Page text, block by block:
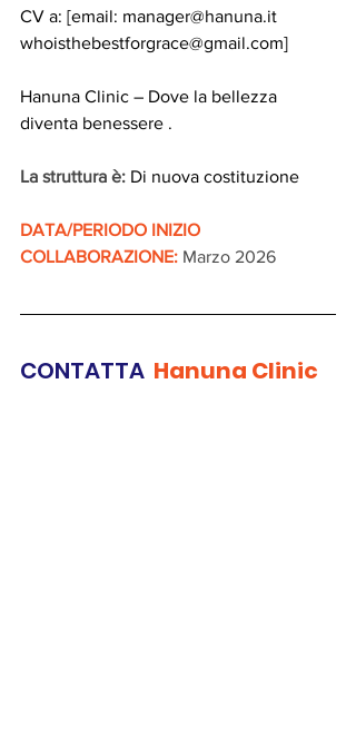
CV a: [email: manager@hanuna.it
whoisthebestforgrace@gmail.com]
Hanuna Clinic – Dove la bellezza
diventa benessere .
La struttura è: Di nuova costituzione
DATA/PERIODO INIZIO
COLLABORAZIONE: Marzo 2026
CONTATTA Hanuna Clinic